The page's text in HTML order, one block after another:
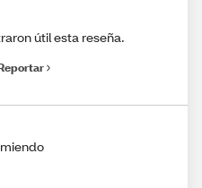
útil esta reseña.